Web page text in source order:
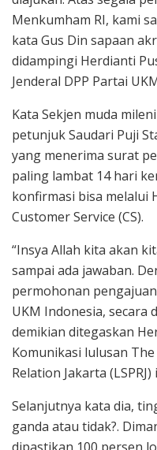
Menkumham RI, kami
kata Gus Din sapaan
didampingi Herdianti
Jenderal DPP Partai
Kata Sekjen muda
petunjuk Saudari Puji
yang menerima surat
paling lambat 14 hari
konfirmasi bisa melalui
Customer Service (CS).
“Insya Allah kita akan
sampai ada jawaban.
permohonan
UKM Indonesia, secara
demikian ditegaskan
Komunikasi lulusan
Relation Jakarta (LSPRJ)
Selanjutnya kata dia,
ganda atau tidak?.